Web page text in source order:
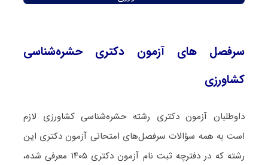
سرفصل های آزمون دکتری حشره‌شناسی
کشاورزی
داوطلبان آزمون دکتری رشته حشره‌شناسی کشاورزی لازم
است به همه سؤالات سرفصل‌های امتحانی آزمون دکتری این
رشته که در دفترچه‌ ثبت نام آزمون دکتری ۱۴۰۵ معرفی شده،